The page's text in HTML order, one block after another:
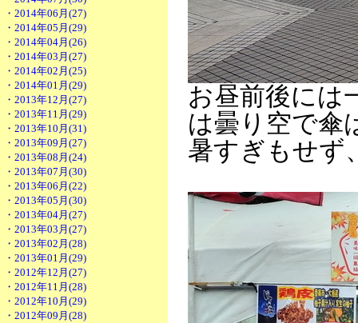
・2014年06月(27)
・2014年05月(29)
・2014年04月(26)
・2014年03月(27)
・2014年02月(25)
・2014年01月(29)
・2013年12月(27)
・2013年11月(29)
・2013年10月(31)
・2013年09月(27)
・2013年08月(24)
・2013年07月(30)
・2013年06月(22)
・2013年05月(30)
・2013年04月(27)
・2013年03月(27)
・2013年02月(28)
・2013年01月(29)
・2012年12月(27)
・2012年11月(28)
・2012年10月(29)
・2012年09月(28)
お昼前後には
は曇り空で傘
暑すぎもせず